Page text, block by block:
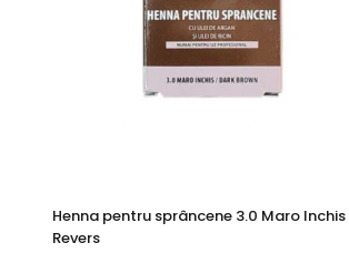
Henna pentru sprâncene 3.0 Maro Inchis
Revers